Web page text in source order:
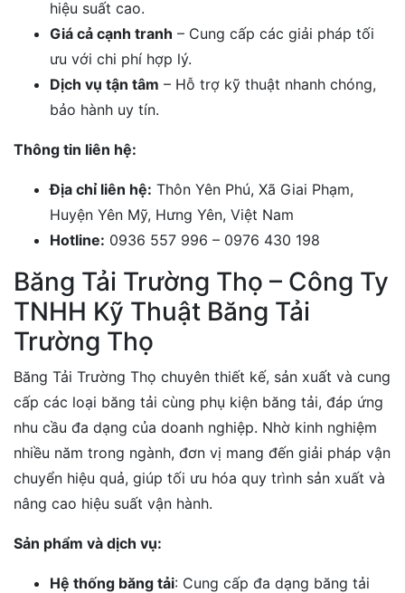
hiệu suất cao.
Giá cả cạnh tranh – Cung cấp các giải pháp tối
ưu với chi phí hợp lý.
Dịch vụ tận tâm – Hỗ trợ kỹ thuật nhanh chóng,
bảo hành uy tín.
Thông tin liên hệ:
Địa chỉ liên hệ: Thôn Yên Phú, Xã Giai Phạm,
Huyện Yên Mỹ, Hưng Yên, Việt Nam
Hotline: 0936 557 996 – 0976 430 198
Băng Tải Trường Thọ – Công Ty
TNHH Kỹ Thuật Băng Tải
Trường Thọ
Băng Tải Trường Thọ chuyên thiết kế, sản xuất và cung
cấp các loại băng tải cùng phụ kiện băng tải, đáp ứng
nhu cầu đa dạng của doanh nghiệp. Nhờ kinh nghiệm
nhiều năm trong ngành, đơn vị mang đến giải pháp vận
chuyển hiệu quả, giúp tối ưu hóa quy trình sản xuất và
nâng cao hiệu suất vận hành.
Sản phẩm và dịch vụ:
Hệ thống băng tải: Cung cấp đa dạng băng tải